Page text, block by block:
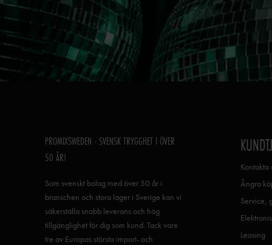
PROMIXSWEDEN - SVENSK TRYGGHET I ÖVER
50 ÅR!
Som svenskt bolag med över 50 år i
branschen och stora lager i Sverige kan vi
säkerställa snabb leverans och hög
tillgänglighet för dig som kund. Tack vare
tre av Europas största import- och
Kontakta
Ångra
Service,
Leasing